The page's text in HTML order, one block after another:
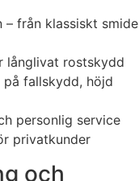
– från klassiskt smide
långlivat rostskydd
på fallskydd, höjd
personlig service
privatkunder
och